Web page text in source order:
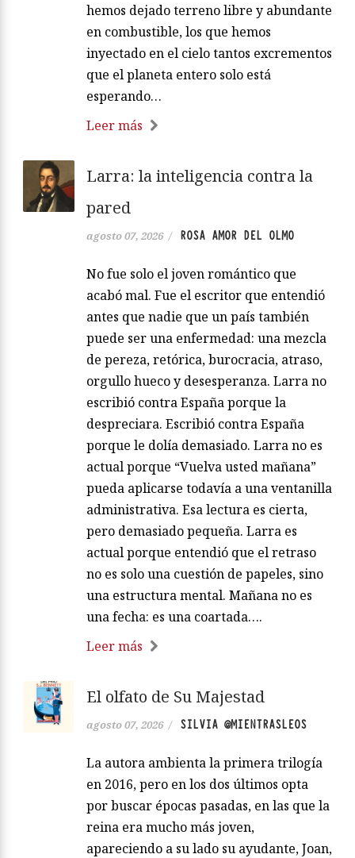
hemos dejado terreno libre y abundante
en combustible, los que hemos
inyectado en el cielo tantos excrementos
que el planeta entero solo está
esperando…
Leer más
Larra: la inteligencia contra la
pared
agosto 07, 2026 / ROSA AMOR DEL OLMO
No fue solo el joven romántico que
acabó mal. Fue el escritor que entendió
antes que nadie que un país también
puede ser una enfermedad: una mezcla
de pereza, retórica, burocracia, atraso,
orgullo hueco y desesperanza. Larra no
escribió contra España porque la
despreciara. Escribió contra España
porque le dolía demasiado. Larra no es
actual porque “Vuelva usted mañana”
pueda aplicarse todavía a una ventanilla
administrativa. Esa lectura es cierta,
pero demasiado pequeña. Larra es
actual porque entendió que el retraso
no es solo una cuestión de papeles, sino
una estructura mental. Mañana no es
una fecha: es una coartada….
Leer más
El olfato de Su Majestad
agosto 07, 2026 / SILVIA @MIENTRASLEOS
La autora ambienta la primera trilogía
en 2016, pero en los dos últimos opta
por buscar épocas pasadas, en las que la
reina era mucho más joven,
apareciendo a su lado su ayudante, Joan,